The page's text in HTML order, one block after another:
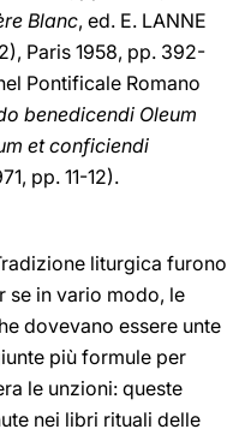
Blanc, ed. E. LANNE
Paris 1958, pp. 392-
Pontificale Romano
benedicendi Oleum
et conficiendi
pp. 11-12).
liturgica furono
se in vario modo, le
dovevano essere unte
più formule per
le unzioni: queste
nei libri rituali delle